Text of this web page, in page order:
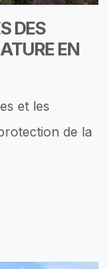
DES
EN
et les
de la